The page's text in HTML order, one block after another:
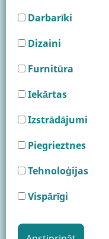
Darbarīki
Dizaini
Furnitūra
Iekārtas
Izstrādājumi
Piegrieztnes
Tehnoloģijas
Vispārīgi